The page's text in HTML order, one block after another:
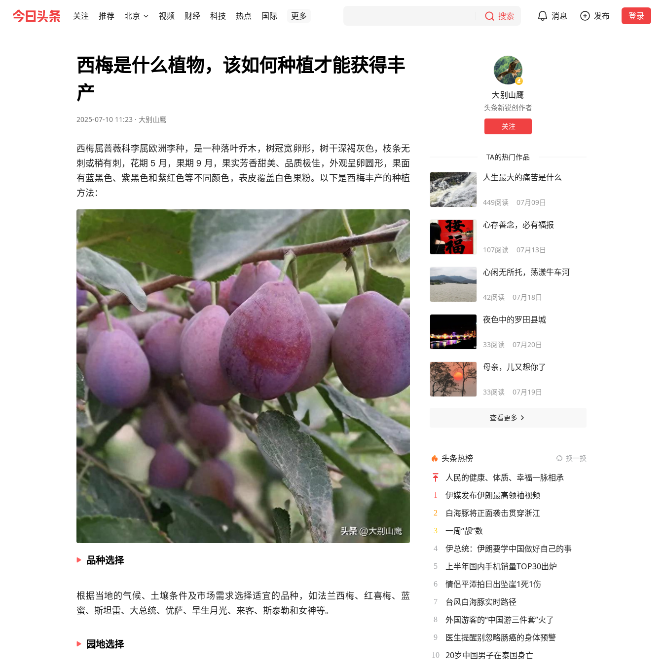
关注 推荐 北京 视频 财经 科技 热点 国际 更多 搜索 消息 发布 登录
西梅是什么植物，该如何种植才能获得丰
产
2025-07-10 11:23 · 大别山鹰
西梅属蔷薇科李属欧洲李种，是一种落叶乔木，树冠宽卵形，树干深褐灰色，枝条无
刺或稍有刺，花期 5 月，果期 9 月，果实芳香甜美、品质极佳，外观呈卵圆形，果面
有蓝黑色、紫黑色和紫红色等不同颜色，表皮覆盖白色果粉。以下是西梅丰产的种植
方法：
品种选择
根据当地的气候、土壤条件及市场需求选择适宜的品种，如法兰西梅、红喜梅、蓝
蜜、斯坦雷、大总统、优萨、早生月光、来客、斯泰勒和女神等。
园地选择
大别山鹰
头条新锐创作者
关注
TA的热门作品
人生最大的痛苦是什么
449阅读 07月09日
心存善念，必有福报
107阅读 07月13日
心闲无所托，荡漾牛车河
42阅读 07月18日
夜色中的罗田县城
33阅读 07月20日
母亲，儿又想你了
33阅读 07月19日
查看更多
头条热榜 换一换
人民的健康、体质、幸福一脉相承
1 伊媒发布伊朗最高领袖视频
2 白海豚将正面袭击贯穿浙江
3 一周“靓”数
4 伊总统：伊朗要学中国做好自己的事
5 上半年国内手机销量TOP30出炉
6 情侣平潭拍日出坠崖1死1伤
7 台风白海豚实时路径
8 外国游客的“中国游三件套”火了
9 医生提醒别忽略肠癌的身体预警
10 20岁中国男子在泰国身亡